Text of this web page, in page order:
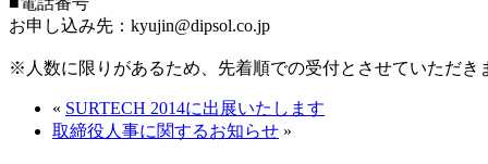
お申し込み先：kyujin@dipsol.co.jp
※人数に限りがあるため、先着順での受付とさせていただき
« SURTECH 2014に出展いたします
取締役人事に関するお知らせ »